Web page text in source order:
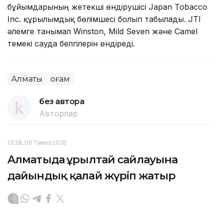
бұйымдарының жетекші өндірушісі Japan Tobacco
Inc. құрылымдық бөлімшесі болып табылады. JTI
әлемге танымал Winston, Mild Seven және Camel
темекі сауда белгілерін өндіреді.
Алматы Қоғам
без автора
Авторлар
13:28, 06 Тамыз 2026
Алматыда Құрылтай сайлауына
дайындық қалай жүріп жатыр